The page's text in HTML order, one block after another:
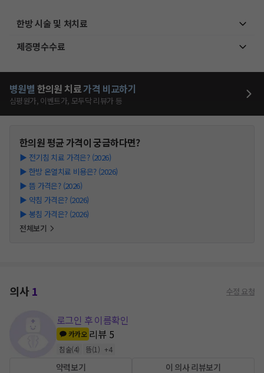
한방 시술 및 처치료
제증명수수료
병원별 한의원 치료가격 비교하기
심평원가, 이벤트가, 모두닥 리뷰가 등
한의원평균 가격이 궁금하다면?
▶ 전기침 치료 가격은? (2026)
▶ 한방 온열치료 비용은? (2026)
▶ 뜸 가격은? (2026)
▶ 약침 가격은? (2026)
▶ 봉침 가격은? (2026)
전체보기
의사1 수정 요청
로그인 후 이름확인
카카오 리뷰 5
침술(4) 뜸(1 ) +4
약력보기 이 의사 리뷰보기